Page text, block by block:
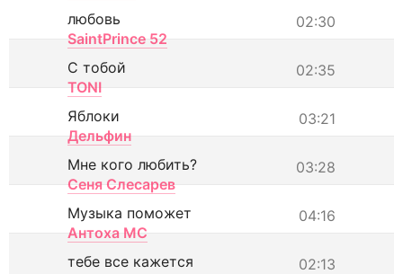
02:30
любовь
SaintPrince 52
02:35
С тобой
TONI
03:21
Яблоки
Дельфин
03:28
Мне кого любить?
Сеня Слесарев
04:16
Музыка поможет
Антоха МС
02:13
тебе все кажется